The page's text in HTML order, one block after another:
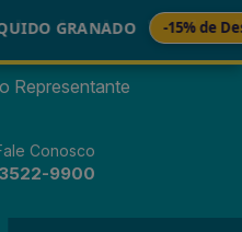
-15% de Desconto
Representante
Conosco
9900